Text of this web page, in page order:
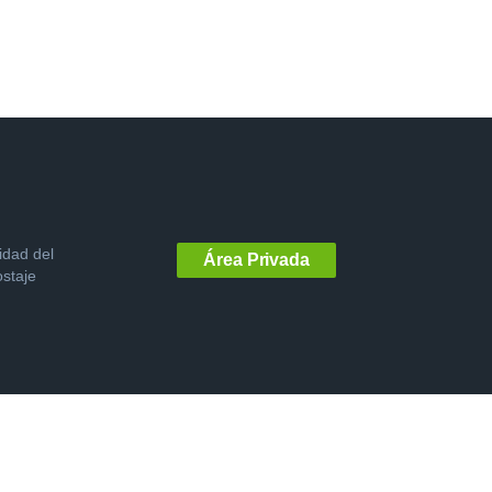
del
Área Privada